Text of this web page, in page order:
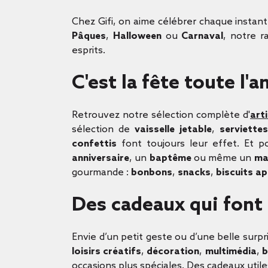
Chez Gifi, on aime célébrer chaque
Pâques, Halloween ou Carnaval , notre
esprits.
C'est la fête toute
Retrouvez notre sélection complète d'
sélection de vaisselle jetable, serviettes
confettis font toujours leur effet. Et
anniversaire, un baptême ou même un
gourmande : bonbons, snacks, biscuits
Des cadeaux qui
Envie d’un petit geste ou d’une belle
loisirs créatifs, décoration, multimédia,